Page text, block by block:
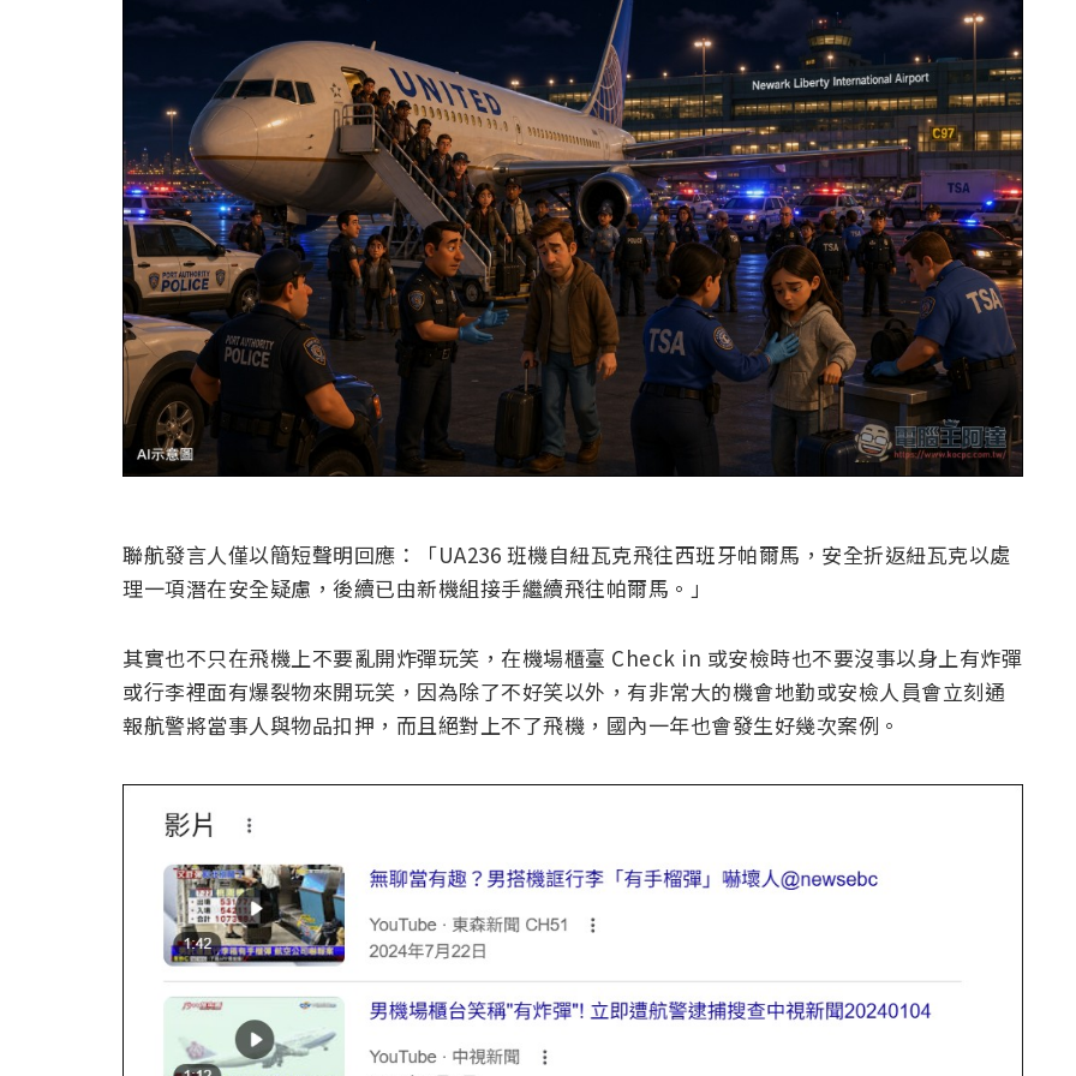
聯航發言人僅以簡短聲明回應：「UA236 班機自紐瓦克飛往西班牙帕爾馬，安全折返紐瓦克以處
理一項潛在安全疑慮，後續已由新機組接手繼續飛往帕爾馬。」
其實也不只在飛機上不要亂開炸彈玩笑，在機場櫃臺 Check in 或安檢時也不要沒事以身上有炸彈
或行李裡面有爆裂物來開玩笑，因為除了不好笑以外，有非常大的機會地勤或安檢人員會立刻通
報航警將當事人與物品扣押，而且絕對上不了飛機，國內一年也會發生好幾次案例。